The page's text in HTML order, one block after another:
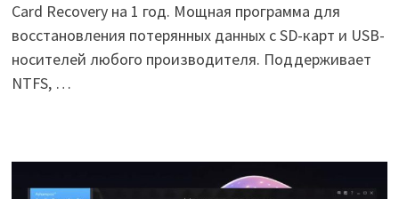
Card Recovery на 1 год. Мощная программа для
восстановления потерянных данных с SD-карт и USB-
носителей любого производителя. Поддерживает
NTFS, …